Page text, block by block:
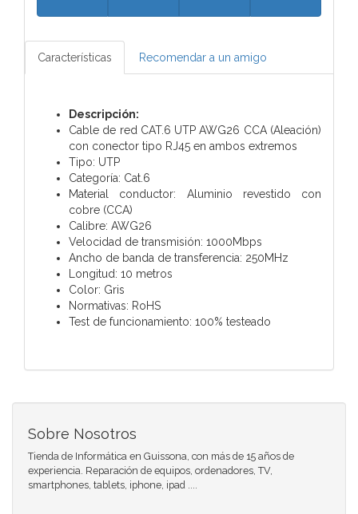
Características Recomendar a un amigo
Descripción:
Cable de red CAT.6 UTP AWG26 CCA (Aleación)
con conector tipo RJ45 en ambos extremos
Tipo: UTP
Categoría: Cat.6
Material conductor: Aluminio revestido con
cobre (CCA)
Calibre: AWG26
Velocidad de transmisión: 1000Mbps
Ancho de banda de transferencia: 250MHz
Longitud: 10 metros
Color: Gris
Normativas: RoHS
Test de funcionamiento: 100% testeado
Sobre Nosotros
Tienda de Informática en Guissona, con más de 15 años de
experiencia. Reparación de equipos, ordenadores, TV,
smartphones, tablets, iphone, ipad ....